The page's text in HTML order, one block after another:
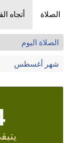
الصلاة أتجاه
الصلاة اليوم
شهر أغسطس